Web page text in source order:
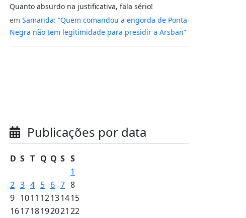
Quanto absurdo na justificativa, fala sério!
em Samanda: “Quem comandou a engorda de Ponta
Negra não tem legitimidade para presidir a Arsban”
Publicações por data
D S T Q Q S S
1
2 3 4 5 6 7 8
9 1011 12131415
161718192021 22